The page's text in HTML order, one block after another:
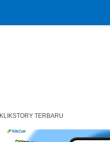
KLIKSTORY TERBARU